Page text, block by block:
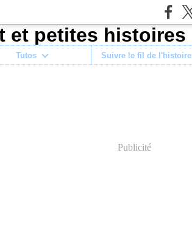
Tutos Suivre le fil de l'histoire
Publicité